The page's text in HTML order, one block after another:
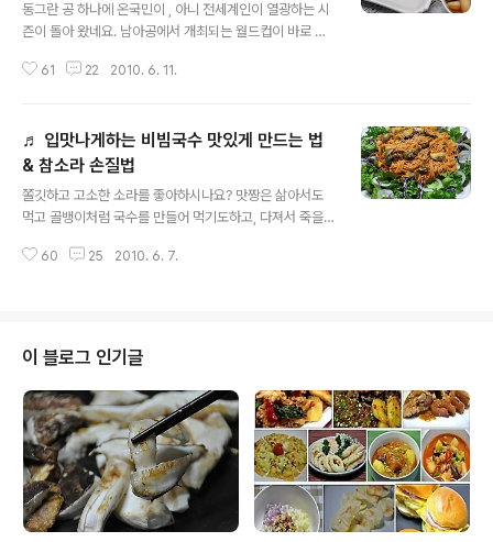
동그란 공 하나에 온국민이 , 아니 전세계인이 열광하는 시
즌이 돌아 왔네요. 남아공에서 개최되는 월드컵이 바로 코
연스레 '대~한~민국! 짝짝짝짝!!'소리가 절로 나옵니다. 오
부터 흥분이~^^;; 경기가 있는 날은 많은 사람들이 주목을
하지만! 대한민국의 축구경기가 있는 날 에는 온 국민이 열
광을 한다고 해도 과언이 아닙니다. 우리 이웃님들은 한국
vs 그리스 경기가 있는 날의 스케줄을 잡으셨나요? 많은
분들이 모여서 응원을하는 광장등로 출동?을 하는 계획들
을 세워 놓았던데~ ㅎㅎ 맛짱은 집에서 맛있는 저녁 일찌
61 22 2010. 6. 11.
♬ 입맛나게하는 비빔국수 맛있게 만드는 법
& 참소라 손질법
쫄깃하고 고소한 소라를 좋아하시나요? 맛짱은 삶아서도
먹고 골뱅이처럼 국수를 만들어 먹기도하고, 다져서 죽을
도로 고소하고 맛이 일품이고~ 소라에 채소를 넣어서 초고
깃하고 담백한 소라의 계절이 끝나가는것이 아쉽네요.^^;;
소라는 아미노산의 일종인 타우린이 풍부하게 들어 있어
피로회복에 효과가 좋고, 혈액내 콜레스테롤을 저하 시키
는든 고혈압이나 각종 성인병예방에도 좋다고 합니다 또한
참소라는 열량이 적고, 저지방 식품으로 다이어트에 제격
이라고 합니다. 요렇게 건강에 도움이 되는 소라를 가..
60 25 2010. 6. 7.
이 블로그 인기글